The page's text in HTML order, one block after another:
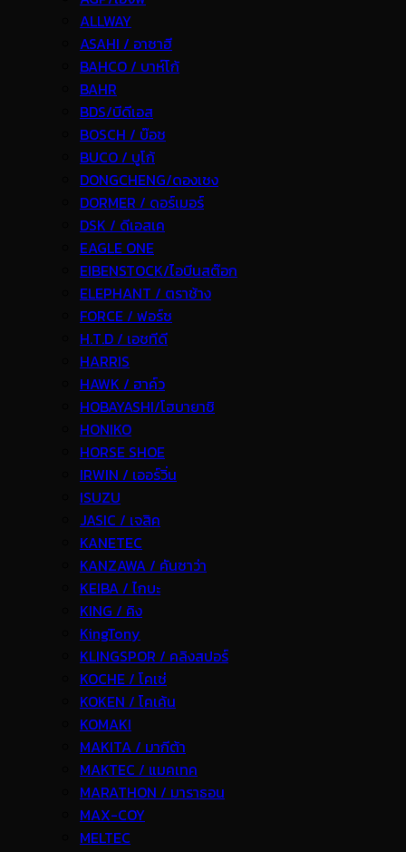
ALLWAY
ASAHI / อาซาฮี
BAHCO / บาห์โก้
BAHR
BDS/บีดีเอส
BOSCH / บ๊อช
BUCO / บูโก้
DONGCHENG/ดองเชง
DORMER / ดอร์เมอร์
DSK / ดีเอสเค
EAGLE ONE
EIBENSTOCK/ไอบีนสต๊อก
ELEPHANT / ตราช้าง
FORCE / ฟอร์ช
H.T.D / เอชทีดี
HARRIS
HAWK / ฮาค์ว
HOBAYASHI/โฮบายาชิ
HONIKO
HORSE SHOE
IRWIN / เออร์วิ่น
ISUZU
JASIC / เจสิค
KANETEC
KANZAWA / คันซาว่า
KEIBA / ไกบะ
KING / คิง
KingTony
KLINGSPOR / คลิงสปอร์
KOCHE / โคเช่
KOKEN / โคเค้น
KOMAKI
MAKITA / มากีต้า
MAKTEC / แมคเทค
MARATHON / มาราธอน
MAX-COY
MELTEC